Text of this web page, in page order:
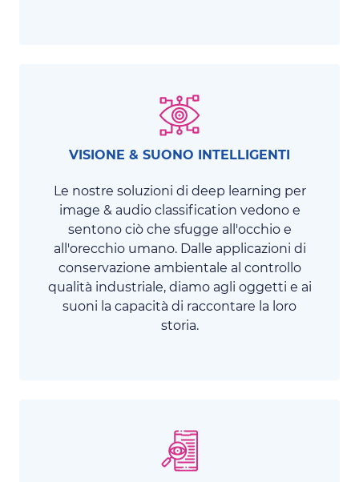
VISIONE & SUONO INTELLIGENTI
Le nostre soluzioni di deep learning per
image & audio classification vedono e
sentono ciò che sfugge all'occhio e
all'orecchio umano. Dalle applicazioni di
conservazione ambientale al controllo
qualità industriale, diamo agli oggetti e ai
suoni la capacità di raccontare la loro
storia.